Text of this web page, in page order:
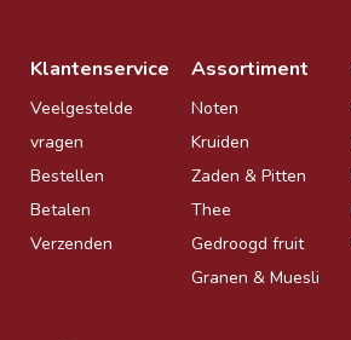
Klantenservice
Veelgestelde
vragen
Bestellen
Betalen
Verzenden
Assortiment
Noten
Kruiden
Zaden & Pitten
Thee
Gedroogd fruit
Granen & Muesli